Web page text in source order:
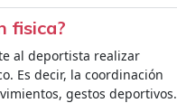
fisica?
al deportista realizar
Es decir, la coordinación
gestos deportivos.